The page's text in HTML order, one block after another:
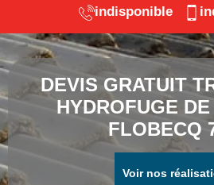
indisponible
DEVIS GRATUIT
HYDROFUGE
FLOBECQ
Voir nos